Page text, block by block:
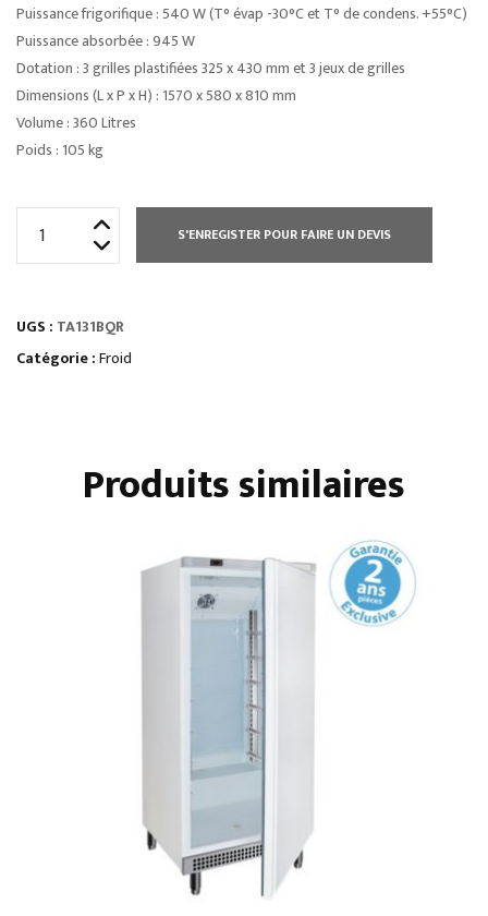
Puissance frigorifique : 540 W (T° évap -30°C et T° de condens. +55°C)
Puissance absorbée : 945 W
Dotation : 3 grilles plastifiées 325 x 430 mm et 3 jeux de grilles
Dimensions (L x P x H) : 1570 x 580 x 810 mm
Volume : 360 Litres
Poids : 105 kg
PROF
600
S'ENREGISTER POUR FAIRE UN DEVIS
UGS : TA131BQR
Catégorie :Froid
Produits similaires